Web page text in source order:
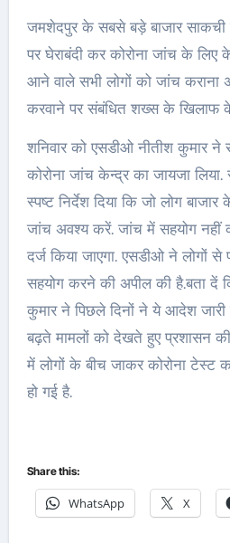
जमशेदपुर के सबसे बड़े बाजार साकची
पर घेराबंदी कर कोरोना जांच के लिए
आने वाले सभी लोगों को जांच कराना
करवाने पर संबंधित शख्स के खिलाफ
शनिवार को एसडीओ नीतीश कुमार ने
कोरोना जांच केन्द्र का जायजा
स्पष्ट निर्देश दिया कि जो लोग
जांच अवश्य करें. जांच में सहयोग नहीं
दर्ज किया जाएगा. एसडीओ ने लोगों
सहयोग करने की अपील की है.बता दें
कुमार ने पिछले दिनों ने ये आदेश जारी
बढ़ते मामलों को देखते हुए प्रशासन
में लोगों के बीच जाकर कोरोना
हो गई है.
Share this:
WhatsApp X